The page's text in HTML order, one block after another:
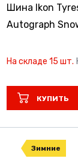
Шина Ikon
Autograph
На складе 15 шт.
КУПИТЬ
Зимние